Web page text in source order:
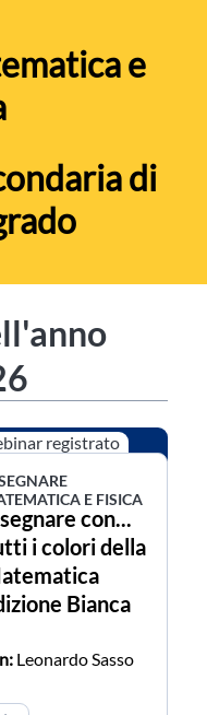
e
di
registrato
E FISICA
con...
i colori della
Bianca
Leonardo Sasso